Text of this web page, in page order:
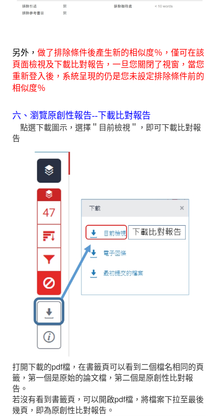
另外， 做了排除條件後產生新的相似度％，僅可在該
頁面檢視及下載比對報告，一旦您關閉了視窗，當您
重新登入後，系統呈現的仍是您未設定排除條件前的
相似度％
六、瀏覽原創性報告--下載比對報告
點選下載圖示，選擇＂目前檢視＂，即可下載比對報
告
打開下載的pdf檔，在書籤頁可以看到二個檔名相同的頁
籤，第一個是原始的論文檔，第二個是原創性比對報
告。
若沒有看到書籤頁，可以開啟pdf檔，將檔案下拉至最後
幾頁，即為原創性比對報告。